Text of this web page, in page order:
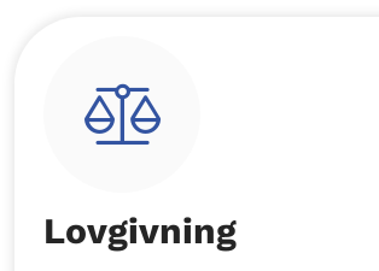
Lovgivning